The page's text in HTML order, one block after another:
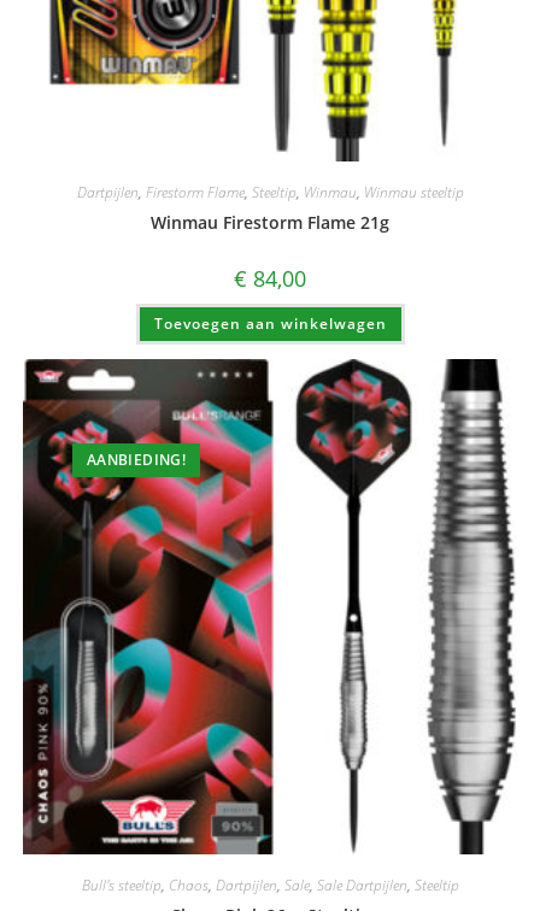
Dartpijlen, Firestorm Flame, Steeltip, Winmau, Winmau steeltip
Winmau Firestorm Flame 21g
€ 84,00
Toevoegen aan winkelwagen
AANBIEDING!
Bull's steeltip, Chaos, Dartpijlen, Sale, Sale Dartpijlen, Steeltip